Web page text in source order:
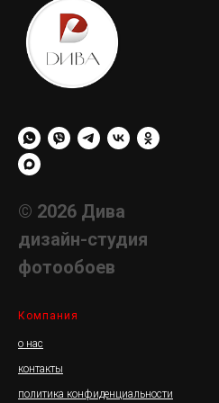
© 2026 Дива
дизайн-студия
фотообоев
Компания
о нас
контакты
политика конфиденциальности